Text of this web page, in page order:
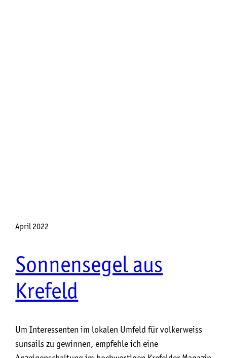
April 2022
Sonnensegel aus
Krefeld
Um Interessenten im lokalen Umfeld für volkerweiss
sunsails zu gewinnen, empfehle ich eine